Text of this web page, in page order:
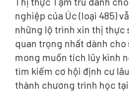
nghiệp của Úc (loại 485)
những lộ trình xin thị thực
quan trọng nhất dành
mong muốn tích lũy kinh
tìm kiếm cơ hội định cư
thành chương trình học